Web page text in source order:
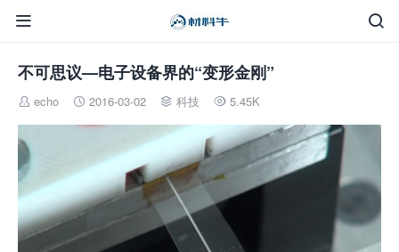


不可思议—电子设备界的“变形金刚”
 echo  2016-03-02  科技  5.45K